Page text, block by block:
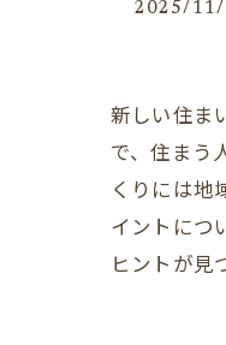
2025/
新しい住ま
で、住まう
くりには地
イントにつ
ヒントが見